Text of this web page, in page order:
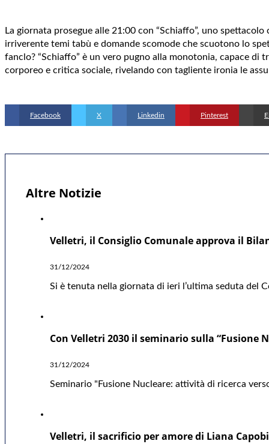
Altre Notizie
Velletri, il Consiglio Comunale approva il
31/12/2024
Si è tenuta nella giornata di ieri l’ultima seduta del
Con Velletri 2030 il seminario sulla “Fusione
31/12/2024
Seminario "Fusione Nucleare: attività di ricerca
Velletri, il sacrificio per amore di Liana
La giornata prosegue alle 21:00 con “Schiaffo”, uno
irriverente temi tabù e domande scomode che scuotono lo
fanclo? “Schiaffo” è un vero pugno alla monotonia, capace di
corporeo e critica sociale, rivelando con tagliente ironia le
Facebook X Linkedin Pinterest